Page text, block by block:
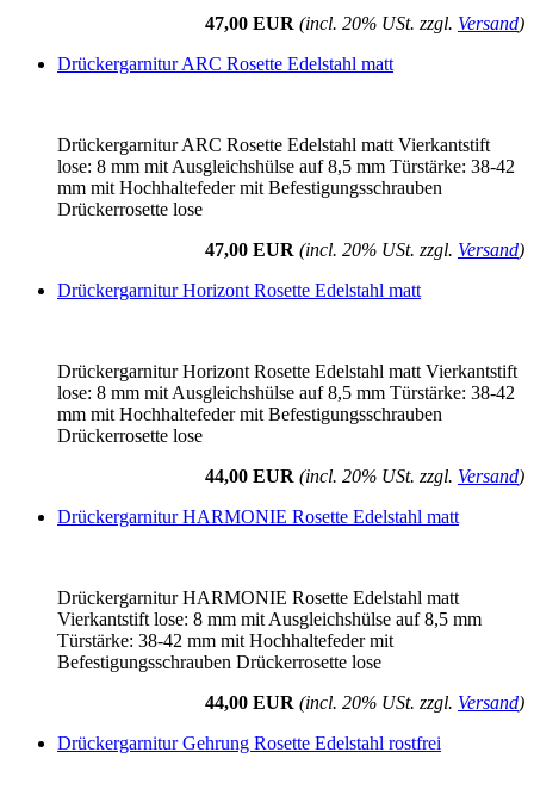
47,00 EUR (incl. 20% USt. zzgl. Versand)
Drückergarnitur ARC Rosette Edelstahl matt
Drückergarnitur ARC Rosette Edelstahl matt Vierkantstift
lose: 8 mm mit Ausgleichshülse auf 8,5 mm Türstärke: 38-42
mm mit Hochhaltefeder mit Befestigungsschrauben
Drückerrosette lose
47,00 EUR (incl. 20% USt. zzgl. Versand)
Drückergarnitur Horizont Rosette Edelstahl matt
Drückergarnitur Horizont Rosette Edelstahl matt Vierkantstift
lose: 8 mm mit Ausgleichshülse auf 8,5 mm Türstärke: 38-42
mm mit Hochhaltefeder mit Befestigungsschrauben
Drückerrosette lose
44,00 EUR (incl. 20% USt. zzgl. Versand)
Drückergarnitur HARMONIE Rosette Edelstahl matt
Drückergarnitur HARMONIE Rosette Edelstahl matt
Vierkantstift lose: 8 mm mit Ausgleichshülse auf 8,5 mm
Türstärke: 38-42 mm mit Hochhaltefeder mit
Befestigungsschrauben Drückerrosette lose
44,00 EUR (incl. 20% USt. zzgl. Versand)
Drückergarnitur Gehrung Rosette Edelstahl rostfrei